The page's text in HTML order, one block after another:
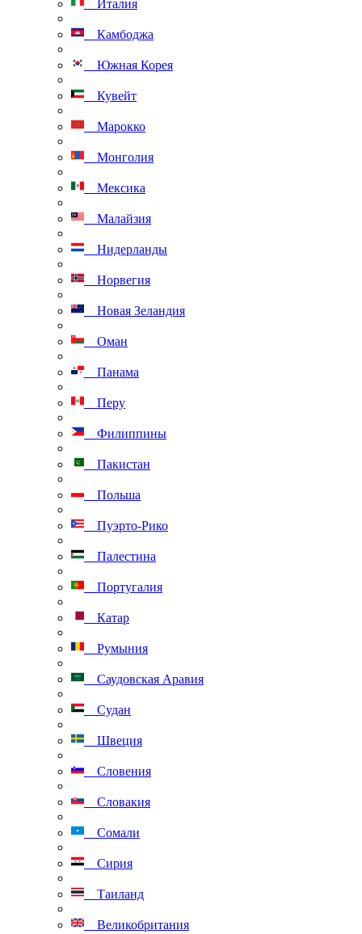
Италия
Камбоджа
Южная Корея
Кувейт
Марокко
Монголия
Мексика
Малайзия
Нидерланды
Норвегия
Новая Зеландия
Оман
Панама
Перу
Филиппины
Пакистан
Польша
Пуэрто-Рико
Палестина
Португалия
Катар
Румыния
Саудовская Аравия
Судан
Швеция
Словения
Словакия
Сомали
Сирия
Таиланд
Великобритания